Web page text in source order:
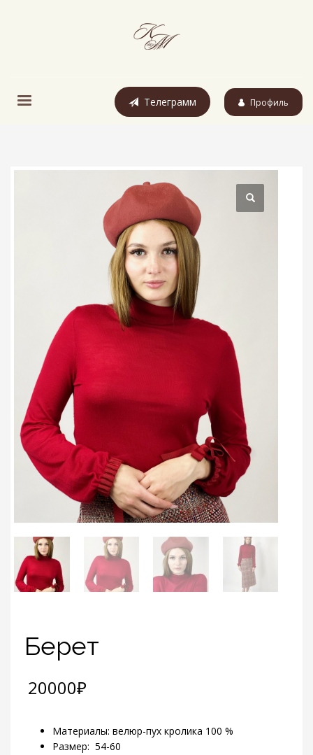
Телеграмм Профиль
Берет
20000₽
Материалы: велюр-пух кролика 100 %
Размер: 54-60